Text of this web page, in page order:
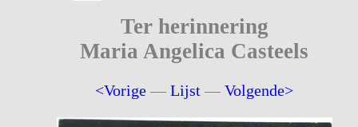
Ter herinnering
Maria Angelica Casteels
<Vorige —Lijst —Volgende>